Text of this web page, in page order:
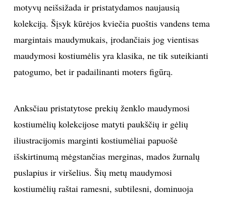
KULTŪRA
LAISVALAIKIS
KINAS
MUZIKA
SPORTAS
FOTOGRAFIJA
motyvų neišsižada ir pristatydamos naujausią
kolekciją. Šįsyk kūrėjos kviečia puoštis vandens tema
margintais maudymukais, įrodančiais jog vientisas
maudymosi kostiumėlis yra klasika, ne tik suteikianti
patogumo, bet ir padailinanti moters figūrą.
Anksčiau pristatytose prekių ženklo maudymosi
kostiumėlių kolekcijose matyti paukščių ir gėlių
iliustracijomis marginti kostiumėliai papuošė
išskirtinumą mėgstančias merginas, mados žurnalų
puslapius ir viršelius. Šių metų maudymosi
kostiumėlių raštai ramesni, subtilesni, dominuoja